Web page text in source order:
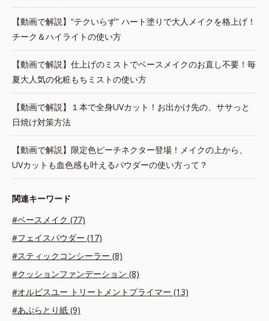
【動画で解説】“テクいらず” ハート塗りで大人メイクを格上げ！
チーク＆ハイライトの使い方
【動画で解説】仕上げのミストでベースメイクのお直し不要！毎
夏大人気の化粧もちミストの使い方
【動画で解説】１本で全身UVカット！お出かけ先の、ササっと
日焼け対策方法
【動画で解説】限定色ピーチネクター登場！メイクの上から、
UVカットも血色感も叶えるパウダーの使い方って？
関連キーワード
#ベースメイク (77)
#フェイスパウダー (17)
#スティックコンシーラー (8)
#クッションファンデーション (8)
#オルビスユー トリートメントプライマー (13)
#あぶらとり紙 (9)